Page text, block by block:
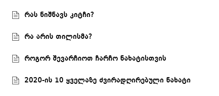
რას ნიშნავს კიტჩი?
რა არის თილისმა?
როგორ შევარჩიოთ ჩარჩო ნახატისთვის
2020-ის 10 ყველაზე ძვირადღირებული ნახატი